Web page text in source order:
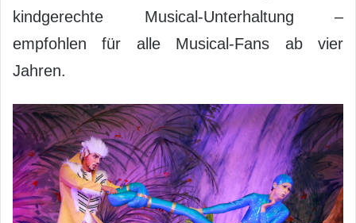
kindgerechte Musical-Unterhaltung –
empfohlen für alle Musical-Fans ab vier
Jahren.